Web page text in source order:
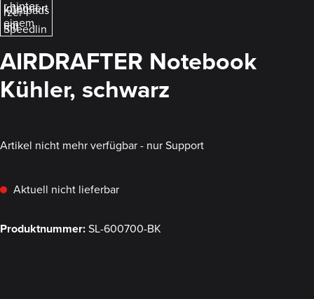
AIRDRAFTER Notebook
Kühler, schwarz
Artikel nicht mehr verfügbar - nur Support
Aktuell nicht lieferbar
Produktnummer:SL-600700-BK